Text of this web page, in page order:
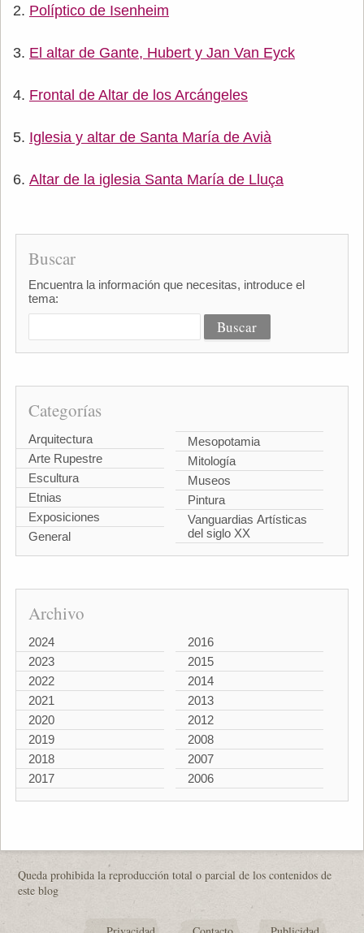
Políptico de Isenheim
El altar de Gante, Hubert y Jan Van Eyck
Frontal de Altar de los Arcángeles
Iglesia y altar de Santa María de Avià
Altar de la iglesia Santa María de Lluça
Buscar
Encuentra la información que necesitas, introduce el
tema:
Categorías
Arquitectura
Arte Rupestre
Escultura
Etnias
Exposiciones
General
Mesopotamia
Mitología
Museos
Pintura
Vanguardias Artísticas
del siglo XX
Archivo
2024
2023
2022
2021
2020
2019
2018
2017
2016
2015
2014
2013
2012
2008
2007
2006
Queda prohibida la reproducción total o parcial de los contenidos de
este blog